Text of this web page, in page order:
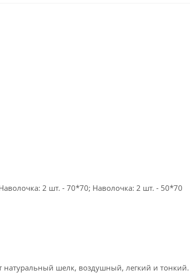
2 шт. - 70*70; Наволочка: 2 шт. - 50*70
шелк, воздушный, легкий и